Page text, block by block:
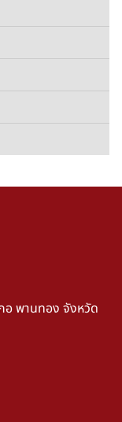
อ พานทอง จังหวัด